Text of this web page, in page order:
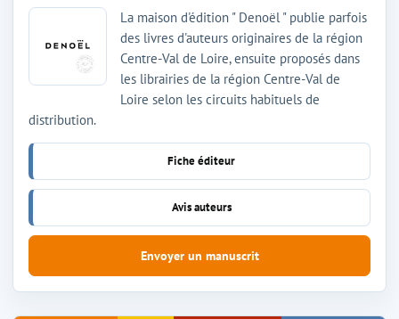
La maison d'édition " Denoël " publie parfois
des livres d'auteurs originaires de la région
Centre-Val de Loire, ensuite proposés dans
les librairies de la région Centre-Val de
Loire selon les circuits habituels de
distribution.
Fiche éditeur
Avis auteurs
Envoyer un manuscrit